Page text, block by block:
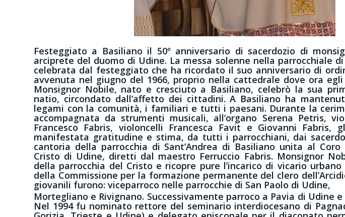
Festeggiato a Basiliano il 50º anniversario di sacerdozio di
arciprete del duomo di Udine. La messa solenne nella parrocchiale di
celebrata dal festeggiato che ha ricordato il suo anniversario di
avvenuta nel giugno del 1966, proprio nella cattedrale dove ora
Monsignor Nobile, nato e cresciuto a Basiliano, celebrò la sua
natio, circondato dall’affetto dei cittadini. A Basiliano ha
legami con la comunità, i familiari e tutti i paesani. Durante la
accompagnata da strumenti musicali, all’organo Serena Petris,
Francesco Fabris, violoncelli Francesca Favit e Giovanni
manifestata gratitudine e stima, da tutti i parrocchiani, dai
cantoria della parrocchia di Sant’Andrea di Basiliano unita al
Cristo di Udine, diretti dal maestro Ferruccio Fabris. Monsignor
della parrocchia del Cristo e ricopre pure l’incarico di vicario
della Commissione per la formazione permanente del clero
giovanili furono: viceparroco nelle parrocchie di San Paolo di Udine,
Mortegliano e Rivignano. Successivamente parroco a Pavia di Udine
Nel 1994 fu nominato rettore del seminario interdiocesano di